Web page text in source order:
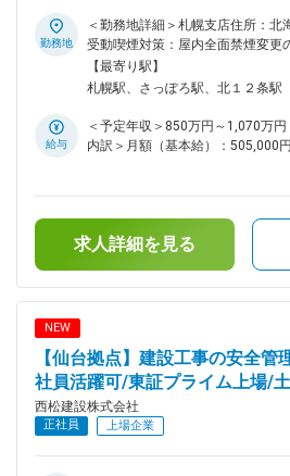
名・アシスタント2名）で構成されています ■
祝休みです。仮に実際に休日出勤
得可能 ・フレックス・月6回のリ
非常に柔軟な働き方が可能 ・月5
会社の定める業務
祝休／福利厚生充実で働き方・WLB◎ ■募集背景：
2016年に環境大臣より「エコ・
れ、従前に増して環境経営先進企
より地球環境保全に資する各種取
した経験者を求めております。 ■業務内容： 同社の施工建設
現場の環境業務の支援及び管理業
めの取り組みになります。各施工
ながらプロジェクトを進めること
行う役割がございます。 ■業務詳細： ・環境法令順守に関す
る支援・指導（順守すべき法令
検、委託契約書締結、マニフェス
境・品質マネジメントシステムの
・脱炭素の実現に向けて、施工建
油代替燃料や再エネ電力の導入促
排出量の集計業務 ■ポジションの魅力点： 環境管理担当とし
てのご経験が豊富な方がご活躍で
理の業務に興味・ご関心をお持ち
勤務地
＜勤務地詳細＞札幌支店住所：北
受動喫煙対策：屋内全面禁煙変更
（リモートワーク含む）
【最寄り駅】
札幌駅、さっぽろ駅、北１２条駅
給与
＜予定年収＞850万円～1,070万
内訳＞月額（基本給）：505,000
／35歳：967万／40歳：1070万
を選択の場合はモデル年収から7
金はあくまでも目安の金額であ
求人詳細を見る
NEW
【仙台拠点】建設工事の安全
社員活躍可/東証プライム上場/
西松建設株式会社
正社員 上場企業